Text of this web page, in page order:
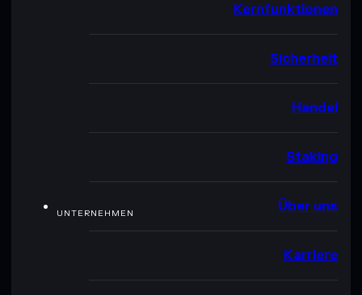
Kernfunktionen
Sicherheit
Handel
Staking
UNTERNEHMEN Über uns
Karriere